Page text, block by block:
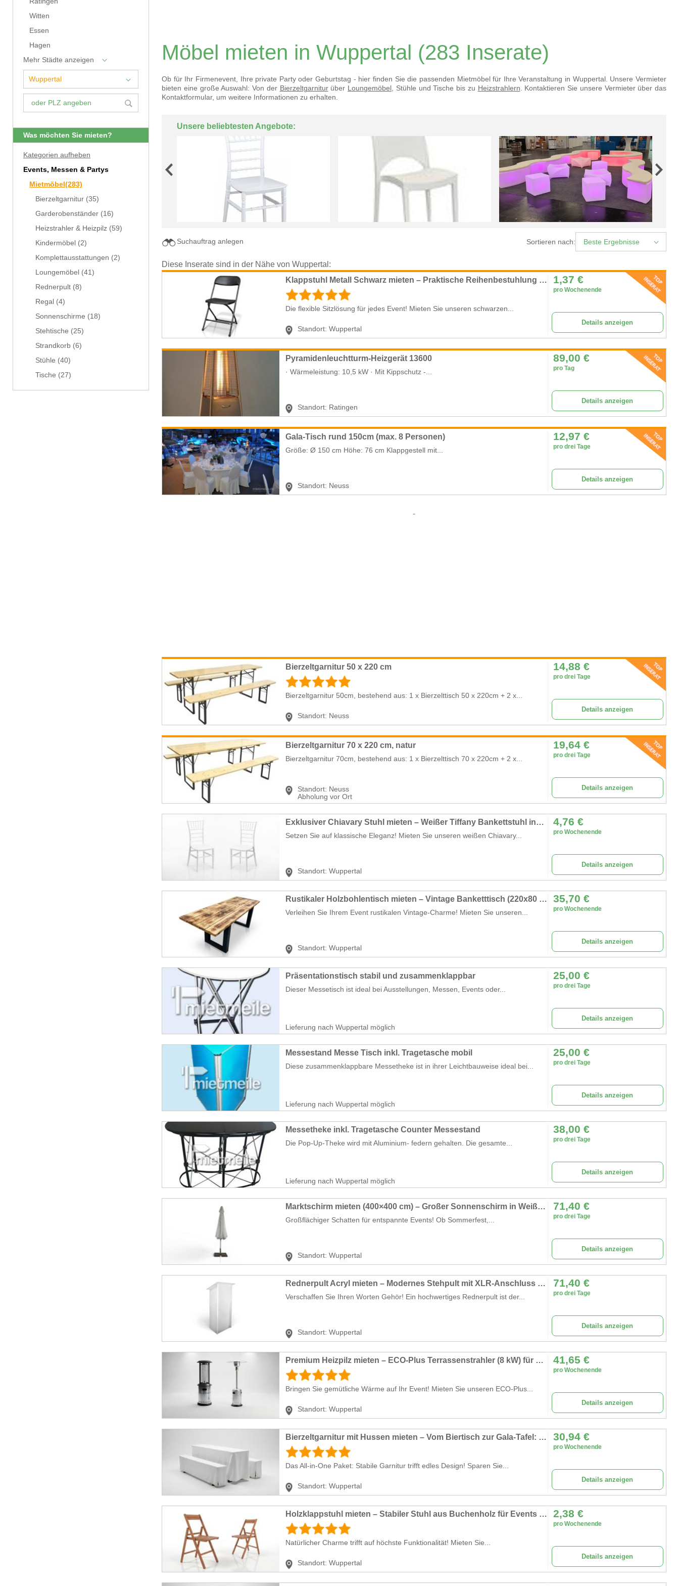
Witten
Essen
Hagen
Mehr Städte anzeigen
Was möchten Sie mieten?
Kategorien aufheben
Events, Messen & Partys
Mietmöbel (283)
Bierzeltgarnitur (35)
Garderobenständer (16)
Heizstrahler & Heizpilz (59)
Kindermöbel (2)
Komplettausstattungen (2)
Loungemöbel (41)
Rednerpult (8)
Regal (4)
Sonnenschirme (18)
Stehtische (25)
Strandkorb (6)
Stühle (40)
Tische (27)
Möbel mieten in Wuppertal (283 Inserate)
Ob für Ihr Firmenevent, Ihre private Party oder Geburtstag - hier finden Sie die passenden Mietmöbel für Ihre Veranstaltung in Wuppertal. Unsere Vermieter
bieten eine große Auswahl: Von der Bierzeltgarniturüber Loungemöbel , Stühle und Tische bis zu Heizstrahlern. Kontaktieren Sie unsere Vermieter über das
Kontaktformular, um weitere Informationen zu erhalten.
Unsere beliebtesten Angebote:
Sortieren nach: Beste Ergebnisse
Suchauftrag anlegen
Diese Inserate sind in der Nähe von Wuppertal:
Klappstuhl Metall Schwarz mieten – Praktische Reihenbestuhlung für Events
Die flexible Sitzlösung für jedes Event! Mieten Sie unseren schwarzen...
Standort: Wuppertal
1,37 €
pro Wochenende
Details anzeigen
Pyramidenleuchtturm-Heizgerät 13600
· Wärmeleistung: 10,5 kW · Mit Kippschutz -...
Standort: Ratingen
89,00 €
pro Tag
Details anzeigen
Gala-Tisch rund 150cm (max. 8 Personen)
Größe: Ø 150 cm Höhe: 76 cm Klappgestell mit...
Standort: Neuss
12,97 €
pro drei Tage
Details anzeigen
Bierzeltgarnitur 50 x 220 cm
Bierzeltgarnitur 50cm, bestehend aus: 1 x Bierzelttisch 50 x 220cm + 2 x...
Standort: Neuss
14,88 €
pro drei Tage
Details anzeigen
Bierzeltgarnitur 70 x 220 cm, natur
Bierzeltgarnitur 70cm, bestehend aus: 1 x Bierzelttisch 70 x 220cm + 2 x...
Standort: Neuss
Abholung vor Ort
19,64€
pro drei Tage
Details anzeigen
Exklusiver Chiavary Stuhl mieten – Weißer Tiffany Bankettstuhl inkl. Kissen
Setzen Sie auf klassische Eleganz! Mieten Sie unseren weißen Chiavary...
Standort: Wuppertal
4,76 €
pro Wochenende
Details anzeigen
Rustikaler Holzbohlentisch mieten – Vintage Banketttisch (220x80 cm) für Hochzeiten & Events
Verleihen Sie Ihrem Event rustikalen Vintage-Charme! Mieten Sie unseren...
Standort: Wuppertal
35,70 €
pro Wochenende
Details anzeigen
Präsentationstisch stabil und zusammenklappbar
Dieser Messetisch ist ideal bei Ausstellungen, Messen, Events oder...
Lieferung nach Wuppertal möglich
25,00 €
pro drei Tage
Details anzeigen
Messestand Messe Tisch inkl. Tragetasche mobil
Diese zusammenklappbare Messetheke ist in ihrer Leichtbauweise ideal bei...
Lieferung nach Wuppertal möglich
25,00 €
pro drei Tage
Details anzeigen
Messetheke inkl. Tragetasche Counter Messestand
Die Pop-Up-Theke wird mit Aluminium- federn gehalten. Die gesamte...
Lieferung nach Wuppertal möglich
38,00 €
pro drei Tage
Details anzeigen
Marktschirm mieten (400×400 cm) – Großer Sonnenschirm in Weiß inkl. 40kg Ständer
Großflächiger Schatten für entspannte Events! Ob Sommerfest,...
Standort: Wuppertal
71,40 €
pro drei Tage
Details anzeigen
Rednerpult Acryl mieten – Modernes Stehpult mit XLR-Anschluss & Logo-Fläche
Verschaffen Sie Ihren Worten Gehör! Ein hochwertiges Rednerpult ist der...
Standort: Wuppertal
71,40 €
pro drei Tage
Details anzeigen
Premium Heizpilz mieten – ECO-Plus Terrassenstrahler (8 kW) für Event & Party
Bringen Sie gemütliche Wärme auf Ihr Event! Mieten Sie unseren ECO-Plus...
Standort: Wuppertal
41,65 €
pro Wochenende
Details anzeigen
Bierzeltgarnitur mit Hussen mieten – Vom Biertisch zur Gala-Tafel: Eleganz pur für Ihr Event!
Das All-in-One Paket: Stabile Garnitur trifft edles Design! Sparen Sie...
Standort: Wuppertal
30,94€
pro Wochenende
Details anzeigen
Holzklappstuhl mieten – Stabiler Stuhl aus Buchenholz für Events & Hochzeiten
Natürlicher Charme trifft auf höchste Funktionalität! Mieten Sie...
Standort: Wuppertal
2,38 €
pro Wochenende
Details anzeigen